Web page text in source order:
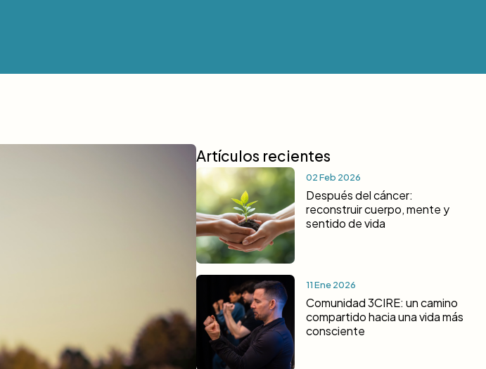
Artículos recientes
02 Feb 2026
Después del cáncer:
reconstruir cuerpo, mente y
sentido de vida
11 Ene 2026
Comunidad 3CIRE: un camino
compartido hacia una vida más
consciente